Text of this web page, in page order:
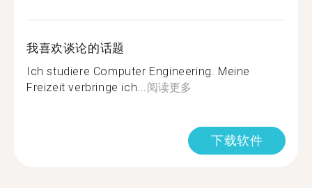
我喜欢谈论的话题
Ich studiere Computer Engineering. Meine
Freizeit verbringe ich... 阅读更多
下载软件